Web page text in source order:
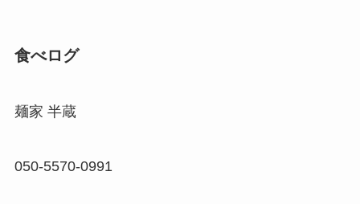
食べログ
麺家 半蔵
050-5570-0991